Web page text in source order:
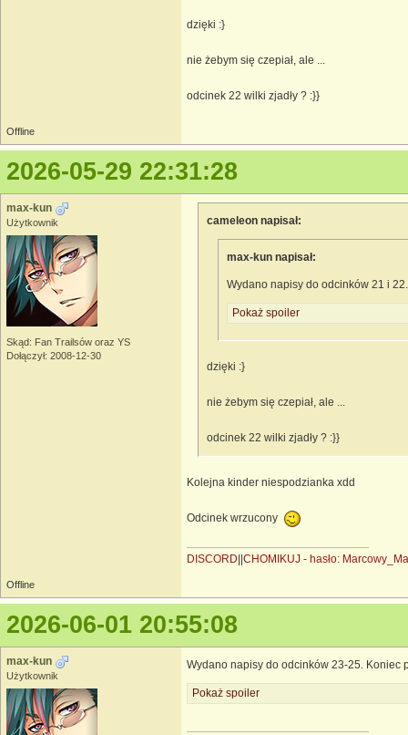
dzięki :}
nie żebym się czepiał, ale ...
odcinek 22 wilki zjadły ? :}}
Offline
2026-05-29 22:31:28
max-kun
Użytkownik
Skąd: Fan Trailsów oraz YS
Dołączył: 2008-12-30
cameleon napisał:
max-kun napisał:
Wydano napisy do odcinków 21 i 22.
Pokaż spoiler
dzięki :}
nie żebym się czepiał, ale ...
odcinek 22 wilki zjadły ? :}}
Kolejna kinder niespodzianka xdd
Odcinek wrzucony
DISCORD||CHOMIKUJ - hasło:
Offline
2026-06-01 20:55:08
max-kun
Użytkownik
Wydano napisy do odcinków 23-25. Koniec
Pokaż spoiler